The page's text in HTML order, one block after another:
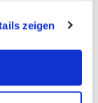
nutzen.
zeigen